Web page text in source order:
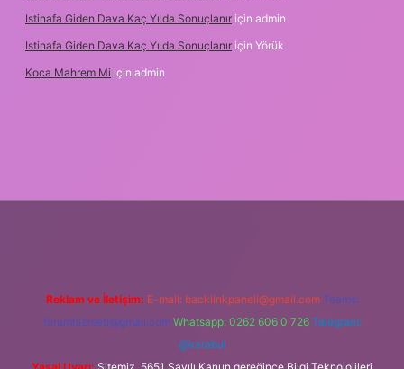
Istinafa Giden Dava Kaç Yılda Sonuçlanır için admin
Istinafa Giden Dava Kaç Yılda Sonuçlanır için Yörük
Koca Mahrem Mi için admin
Reklam ve İletişim: E-mail: backlinkpaneli@gmail.com Teams:
forumhizmeti@gmail.com Whatsapp: 0262 606 0 726 Telegram:
@karabul